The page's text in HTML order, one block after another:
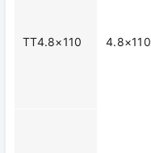
TT4.8×110 4.8×110